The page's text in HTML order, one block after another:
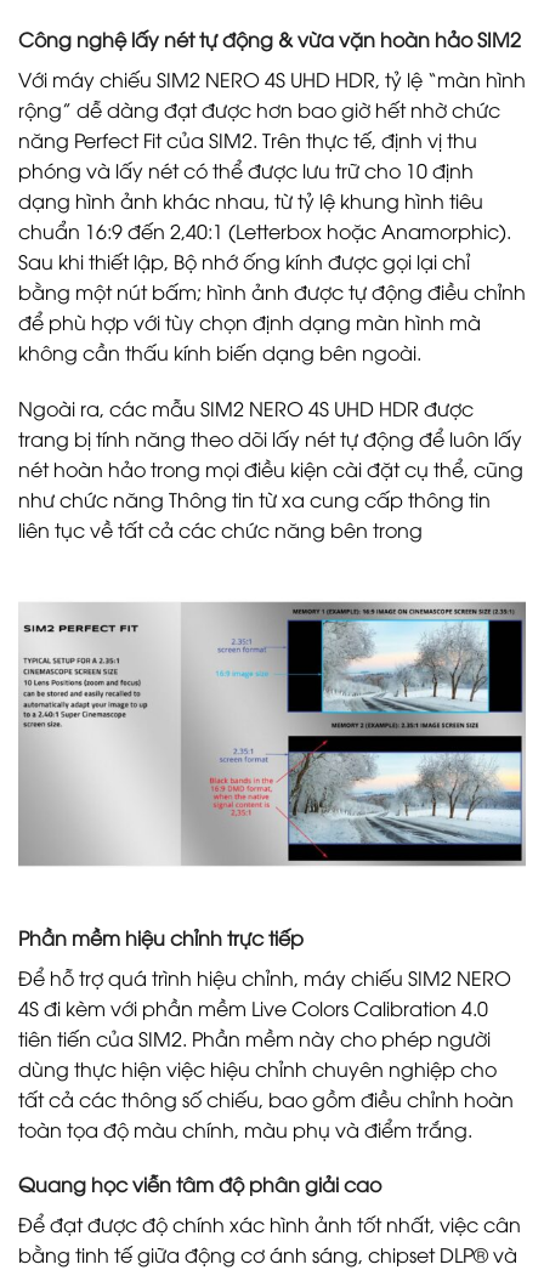
Công nghệ lấy nét tự động & vừa vặn hoàn hảo SIM2
Với máy chiếu SIM2 NERO 4S UHD HDR, tỷ lệ “màn hình
rộng” dễ dàng đạt được hơn bao giờ hết nhờ chức
năng Perfect Fit của SIM2. Trên thực tế, định vị thu
phóng và lấy nét có thể được lưu trữ cho 10 định
dạng hình ảnh khác nhau, từ tỷ lệ khung hình tiêu
chuẩn 16:9 đến 2,40:1 (Letterbox hoặc Anamorphic).
Sau khi thiết lập, Bộ nhớ ống kính được gọi lại chỉ
bằng một nút bấm; hình ảnh được tự động điều chỉnh
để phù hợp với tùy chọn định dạng màn hình mà
không cần thấu kính biến dạng bên ngoài.
Ngoài ra, các mẫu SIM2 NERO 4S UHD HDR được
trang bị tính năng theo dõi lấy nét tự động để luôn lấy
nét hoàn hảo trong mọi điều kiện cài đặt cụ thể, cũng
như chức năng Thông tin từ xa cung cấp thông tin
liên tục về tất cả các chức năng bên trong
Phần mềm hiệu chỉnh trực tiếp
Để hỗ trợ quá trình hiệu chỉnh, máy chiếu SIM2 NERO
4S đi kèm với phần mềm Live Colors Calibration 4.0
tiên tiến của SIM2. Phần mềm này cho phép người
dùng thực hiện việc hiệu chỉnh chuyên nghiệp cho
tất cả các thông số chiếu, bao gồm điều chỉnh hoàn
toàn tọa độ màu chính, màu phụ và điểm trắng.
Quang học viễn tâm độ phân giải cao
Để đạt được độ chính xác hình ảnh tốt nhất, việc cân
bằng tinh tế giữa động cơ ánh sáng, chipset DLP® và